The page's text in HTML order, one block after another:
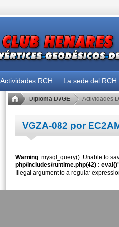
Actividades RCH La sede del RCH
Diploma DVGE Actividades
VGZA-082 por
Warning: mysql_query(): Unable to
php/includes/runtime.php(42) :
Illegal argument to a regular